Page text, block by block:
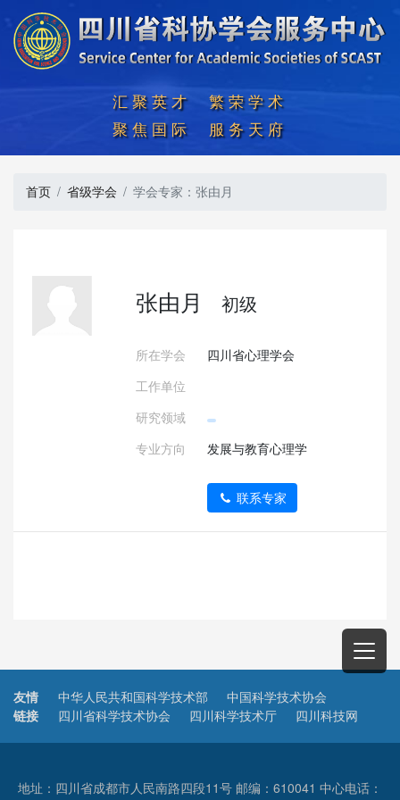
汇聚英才  繁荣学术
聚焦国际  服务天府
首页 省级学会 学会专家：张由月
张由月 初级
所在学会
四川省心理学会
工作单位
研究领域
专业方向
发展与教育心理学
联系专家
友情
链接
中华人民共和国科学技术部
中国科学技术协会
四川省科学技术协会
四川科学技术厅 四川科技网
地址：四川省成都市人民南路四段11号 邮编：610041 中心电话：